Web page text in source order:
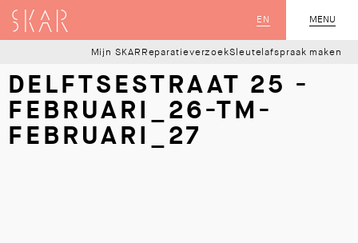
MENU
SLUIT
EN
SKAR
Mijn SKAR ReparatieverzoekSleutelafspraak maken
DELFTSESTRAAT 25 -
FEBRUARI_26-TM-
FEBRUARI_27